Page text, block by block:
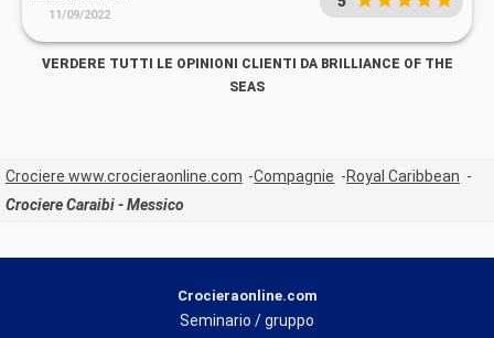
11/09/2022
VERDERE TUTTI LE OPINIONI CLIENTI DA BRILLIANCE OF THE
SEAS
Crociere www.crocieraonline.com Compagnie
Royal Caribbean
Crociere Caraibi - Messico
Crocieraonline.com
Seminario / gruppo